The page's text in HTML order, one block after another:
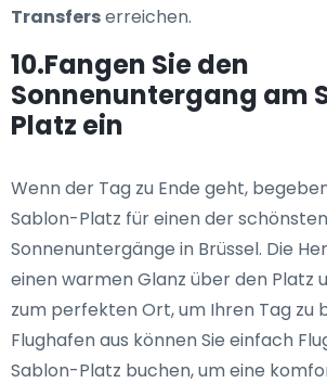
Transferserreichen.
10.Fangen Sie den
Sonnenuntergang am
Platz ein
Wenn der Tag zu Ende geht,
Sablon-Platz für einen der schönsten
Sonnenuntergänge in Brüssel. Die
einen warmen Glanz über den Platz
zum perfekten Ort, um Ihren Tag zu
Flughafen aus können Sie einfach
Sablon-Platz buchen, um eine